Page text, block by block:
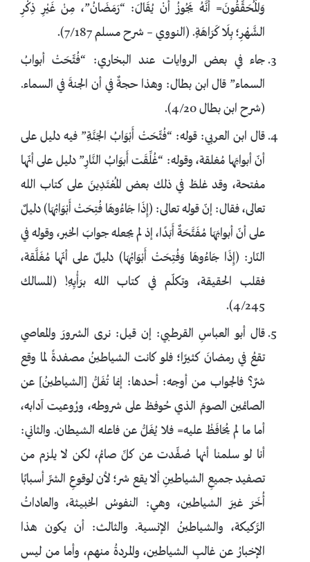
وَالْمُحَقِّقُونَ= أَنَّهُ يَجُوزُ أَنْ يُقَالَ: “رَمَضَانُ”، مِنْ غَيْرِ ذِكْرِ
الشَّهْرِ؛ بِلَا كَرَاهَةٍ. (النووي – شرح مسلم 7/187).
جاء في بعض الروايات عند البخاري: “فُتِّحَتْ أبوابُ
السماء” قال ابن بطال: وهذا حجةٌ في أن الجنةَ في السماء.
(شرح ابن بطال 4/20).
قال ابن العربي: قوله: “فُتِّحَتْ أَبْوَابُ الجَنَّةِ” فيه دليل على
أنّ أبوابَها مُغلقة، وقوله: “غُلِّقَت أَبوَابُ النَّارِ” دليل على أنّها
مفتحة، وقد غلطَ في ذلك بعض المُعْتَدِينَ على كتاب الله
تعالى، فقال: إنّ قوله تعالى: (إِذَا جَاءُوهَا فُتِحَتْ أَبْوَابُهَا) دليلٌ
على أنّ أبوابَهَا مُفَتَّحَةٌ أَبَدًا، إذ لم يجعله جوابَ الخبر، وقوله في
النّار: (إِذَا جَاءُوهَا وَفُتِحَتْ أَبْوَابُهَا) دليلٌ على أنّها مُغَلَّقة،
فقلب الحقيقة، وتكلّم في كتاب الله برَأْيِهِ! (المسالك
4/245).
قال أبو العباسِ القرطبي: إن قيل: نرى الشرورَ والمعاصي
تقعُ في رمضانَ كثيرًا؛ فلو كانت الشياطينُ مصفدةً لما وقع
شرٌ؟ فالجواب من أوجه: أحدها: إنما تُغَلُّ [الشياطينُ] عن
الصائمين الصومَ الذي حُوفظ على شروطه، ورُوعيت آدابه،
أما ما لم يُحَافَظْ عليه= فلا يُغَلُّ عن فاعله الشيطان. والثاني:
أنا لو سلمنا أنها صُفِّدت عن كلِّ صائم، لكن لا يلزم من
تصفيد جميعِ الشياطينِ ألا يقع شر؛ لأن لوقوعِ الشرِّ أسبابًا
أُخَرَ غيرَ الشياطين، وهي: النفوسُ الخبيثة، والعاداتُ
الرَّكيكة، والشياطينُ الإنسية. والثالث: أن يكون هذا
الإخبارُ عن غالبِ الشياطين، والمردةُ منهم، وأما من ليس